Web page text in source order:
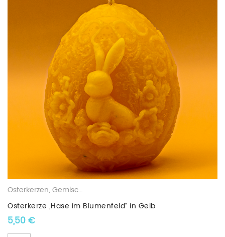
Osterkerzen, Gemischte Wachskerzen
Osterkerze „Hase im Blumenfeld“ in Gelb
5,50€